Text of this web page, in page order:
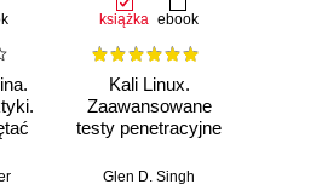
i
książka ebook
Kali Linux.
Zaawansowane
testy penetracyjne
narzędzi Nmap,
Glen D. Singh